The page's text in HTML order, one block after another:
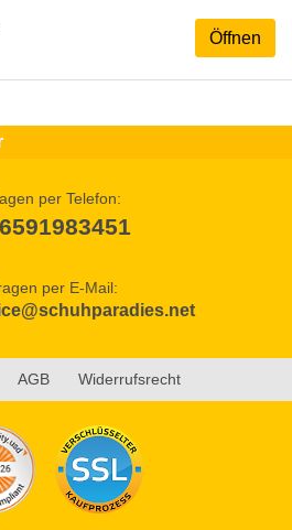
Öffnen
per Telefon:
per E-Mail:
AGB Widerrufsrecht